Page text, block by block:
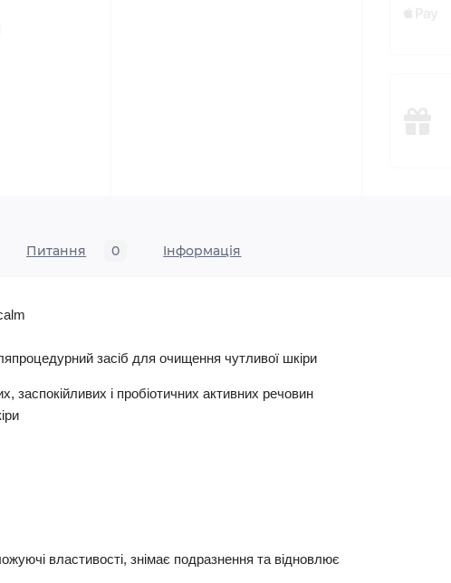
Питання 0 Iнформація
засіб для очищення чутливої шкіри
і пробіотичних активних речовин
властивості, знімає подразнення та відновлює